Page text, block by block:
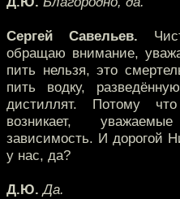
Сергей Савельев.
обращаю внимание,
пить нельзя, это
пить водку,
дистиллят. Потому
возникает,
зависимость. И дорогой
у нас, да?
Д.Ю. Да.